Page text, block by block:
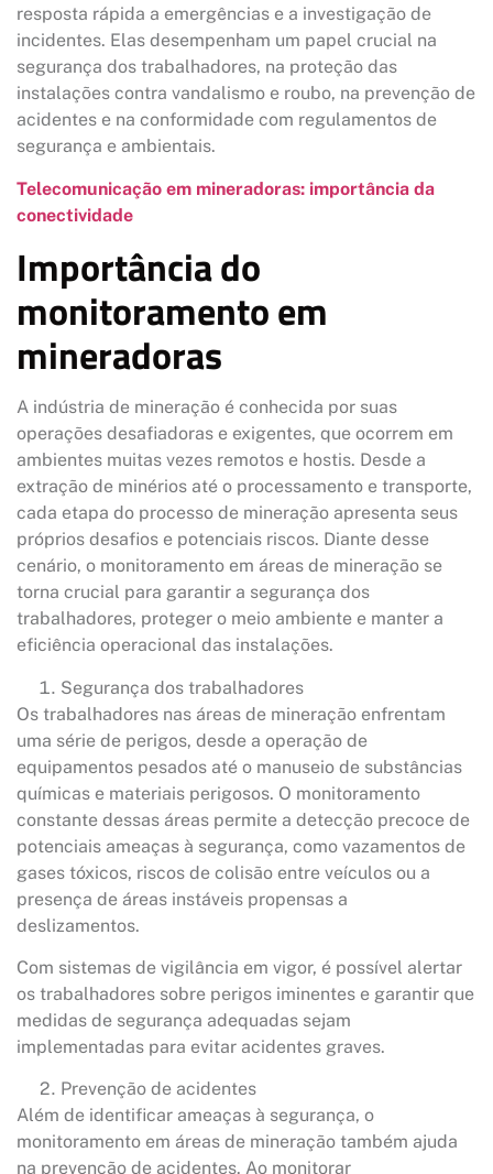
resposta rápida a emergências e a investigação de
incidentes. Elas desempenham um papel crucial na
segurança dos trabalhadores, na proteção das
instalações contra vandalismo e roubo, na prevenção de
acidentes e na conformidade com regulamentos de
segurança e ambientais.
Telecomunicação em mineradoras: importância da
conectividade
Importância do
monitoramento em
mineradoras
A indústria de mineração é conhecida por suas
operações desafiadoras e exigentes, que ocorrem em
ambientes muitas vezes remotos e hostis. Desde a
extração de minérios até o processamento e transporte,
cada etapa do processo de mineração apresenta seus
próprios desafios e potenciais riscos. Diante desse
cenário, o monitoramento em áreas de mineração se
torna crucial para garantir a segurança dos
trabalhadores, proteger o meio ambiente e manter a
eficiência operacional das instalações.
Segurança dos trabalhadores
Os trabalhadores nas áreas de mineração enfrentam
uma série de perigos, desde a operação de
equipamentos pesados até o manuseio de substâncias
químicas e materiais perigosos. O monitoramento
constante dessas áreas permite a detecção precoce de
potenciais ameaças à segurança, como vazamentos de
gases tóxicos, riscos de colisão entre veículos ou a
presença de áreas instáveis propensas a
deslizamentos.
Com sistemas de vigilância em vigor, é possível alertar
os trabalhadores sobre perigos iminentes e garantir que
medidas de segurança adequadas sejam
implementadas para evitar acidentes graves.
Prevenção de acidentes
Além de identificar ameaças à segurança, o
monitoramento em áreas de mineração também ajuda
na prevenção de acidentes. Ao monitorar